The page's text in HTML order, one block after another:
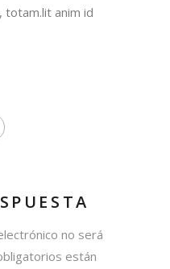
totam.lit anim id
no será
están